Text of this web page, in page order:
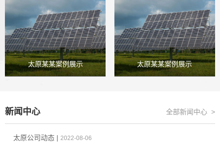
太原某某案例展示 太原某某案例展示
新闻中心 全部新闻中心 >
太原公司动态 | 2022-08-06